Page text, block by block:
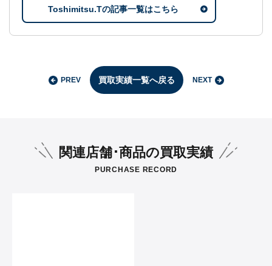
Toshimitsu.Tの記事一覧はこちら
PREV 買取実績一覧へ戻る NEXT
関連店舗･商品の買取実績
PURCHASE RECORD